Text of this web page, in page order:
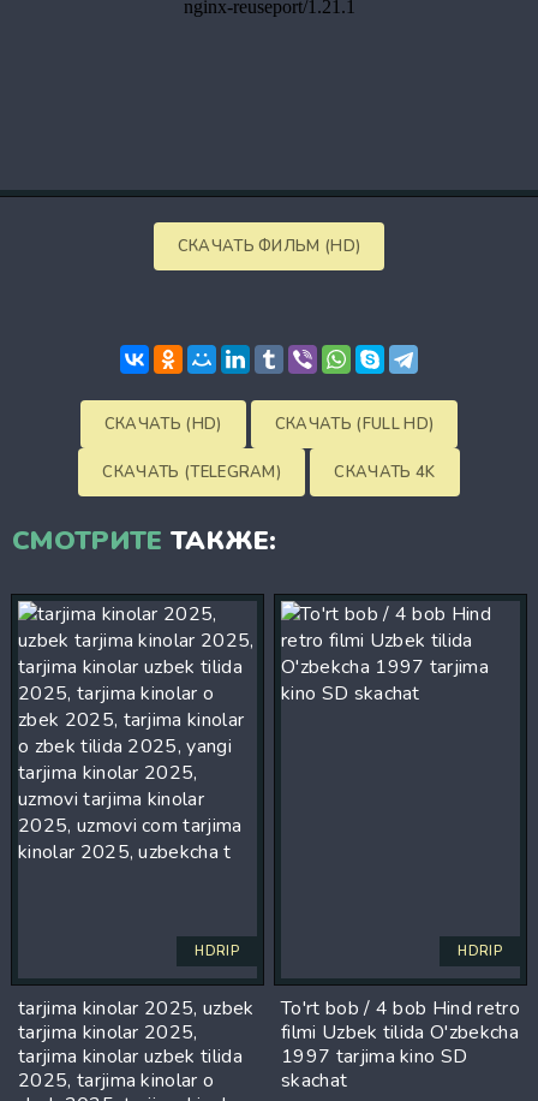
СКАЧАТЬ ФИЛЬМ (HD)
СКАЧАТЬ (HD) СКАЧАТЬ (FULL HD)
СКАЧАТЬ (TELEGRAM) СКАЧАТЬ 4K
СМОТРИТЕ ТАКЖЕ:
HDRIP
tarjima kinolar 2025, uzbek
tarjima kinolar 2025,
tarjima kinolar uzbek tilida
2025, tarjima kinolar o
HDRIP
To'rt bob / 4 bob Hind retro
filmi Uzbek tilida O'zbekcha
1997 tarjima kino SD
skachat